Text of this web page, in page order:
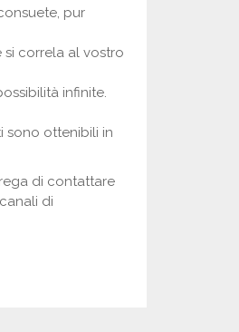
pur
si correla al vostro
infinite.
sono ottenibili in
di contattare
di